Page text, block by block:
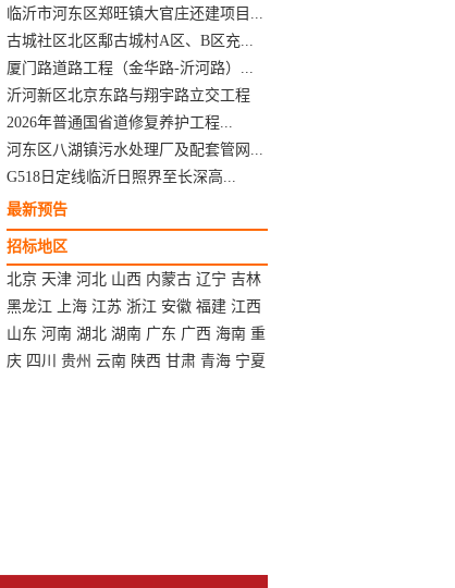
临沂市河东区郑旺镇大官庄还建项目...
古城社区北区鄅古城村A区、B区充...
厦门路道路工程（金华路-沂河路）...
沂河新区北京东路与翔宇路立交工程
2026年普通国省道修复养护工程...
河东区八湖镇污水处理厂及配套管网...
G518日定线临沂日照界至长深高...
最新预告
招标地区
北京 天津 河北 山西 内蒙古 辽宁 吉林
黑龙江
上海 江苏 浙江 安徽 福建 江西
山东 河南 湖北 湖南 广东 广西 海南 重
庆 四川 贵州 云南 陕西 甘肃 青海 宁夏